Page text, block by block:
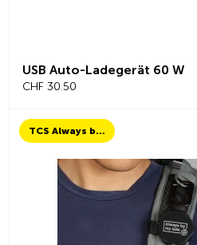
USB Auto-Ladegerät 60 W
CHF 30.50
TCS Always by my side